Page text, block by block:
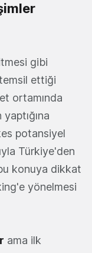
gibi
ettiği
ortamında
potansiyel
Türkiye'den
konuya dikkat
yönelmesi
ama ilk